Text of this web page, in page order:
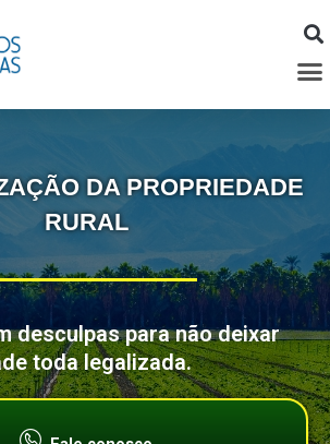
DA PROPRIEDADE
RURAL
desculpas para não deixar
toda legalizada.